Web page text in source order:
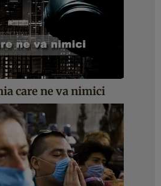
care ne va nimici